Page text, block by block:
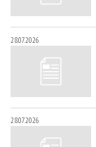
28.07.2026
28.07.2026